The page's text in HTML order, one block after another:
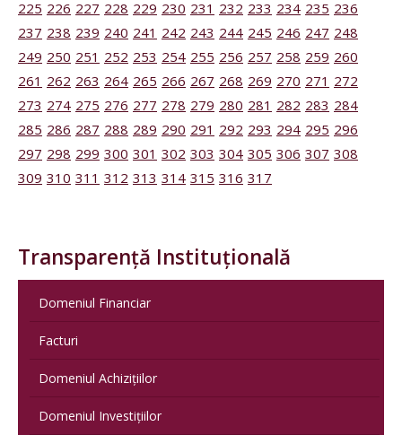
225 226 227 228 229 230 231 232 233 234 235 236
237 238 239 240 241 242 243 244 245 246 247 248
249 250 251 252 253 254 255 256 257 258 259 260
261 262 263 264 265 266 267 268 269 270 271 272
273 274 275 276 277 278 279 280 281 282 283 284
285 286 287 288 289 290 291 292 293 294 295 296
297 298 299 300 301 302 303 304 305 306 307 308
309 310 311 312 313 314 315 316 317
Transparență Instituțională
Domeniul Financiar
Facturi
Domeniul Achizițiilor
Domeniul Investițiilor